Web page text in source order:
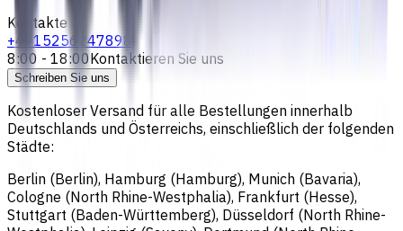
Kontakte
+4915256247898
8:00 - 18:00Kontaktieren Sie uns
Schreiben Sie uns
Kostenloser Versand für alle Bestellungen innerhalb
Deutschlands und Österreichs, einschließlich der folgenden
Städte:
Berlin (Berlin), Hamburg (Hamburg), Munich (Bavaria),
Cologne (North Rhine-Westphalia), Frankfurt (Hesse),
Stuttgart (Baden-Württemberg), Düsseldorf (North Rhine-